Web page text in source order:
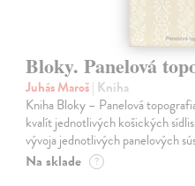
Bloky. Panelová
Juhás Maroš| Kniha
Kniha Bloky – Panelová
kvalít jednotlivých košických
vývoja jednotlivých panelových
Na sklade ?